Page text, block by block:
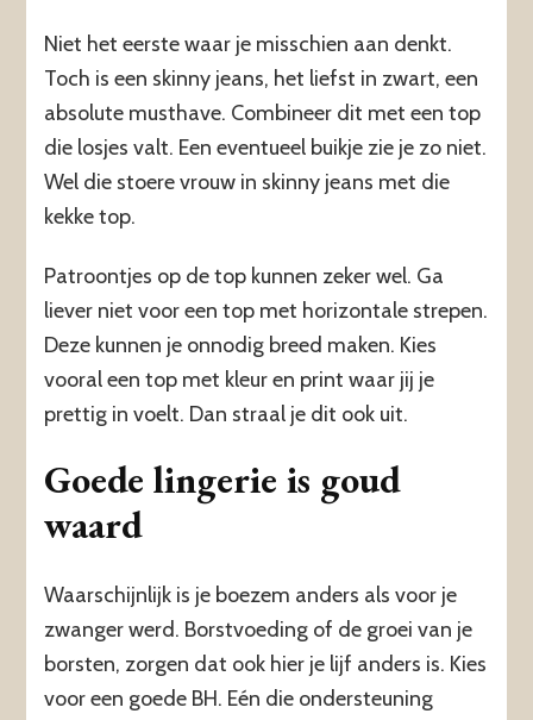
Niet het eerste waar je misschien aan denkt.
Toch is een skinny jeans, het liefst in zwart, een
absolute musthave. Combineer dit met een top
die losjes valt. Een eventueel buikje zie je zo niet.
Wel die stoere vrouw in skinny jeans met die
kekke top.
Patroontjes op de top kunnen zeker wel. Ga
liever niet voor een top met horizontale strepen.
Deze kunnen je onnodig breed maken. Kies
vooral een top met kleur en print waar jij je
prettig in voelt. Dan straal je dit ook uit.
Goede lingerie is goud
waard
Waarschijnlijk is je boezem anders als voor je
zwanger werd. Borstvoeding of de groei van je
borsten, zorgen dat ook hier je lijf anders is. Kies
voor een goede BH. Eén die ondersteuning